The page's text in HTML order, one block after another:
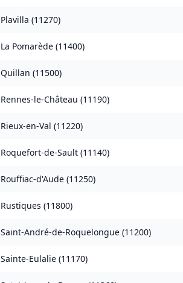
Plavilla (11270)
La Pomarède (11400)
Quillan (11500)
Rennes-le-Château (11190)
Rieux-en-Val (11220)
Roquefort-de-Sault (11140)
Rouffiac-d'Aude (11250)
Rustiques (11800)
Saint-André-de-Roquelongue (11200)
Sainte-Eulalie (11170)